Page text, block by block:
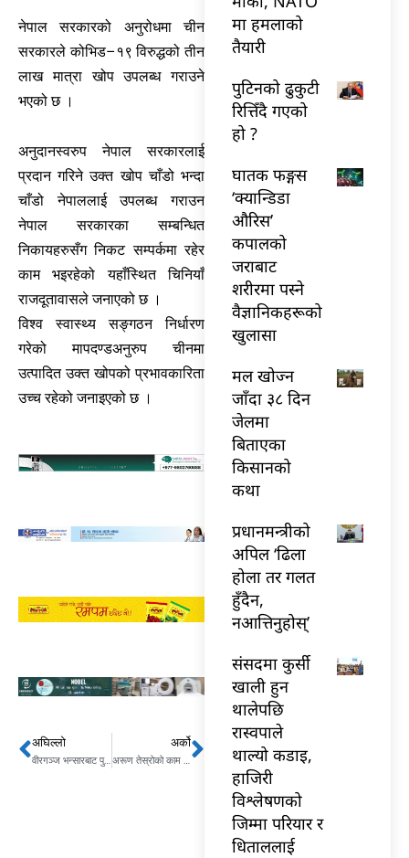
नेपाल सरकारको अनुरोधमा चीन
सरकारले कोभिड–१९ विरुद्धको तीन
लाख मात्रा खोप उपलब्ध गराउने
भएको छ ।
अनुदानस्वरुप नेपाल सरकारलाई
प्रदान गरिने उक्त खोप चाँडो भन्दा
चाँडो नेपाललाई उपलब्ध गराउन
नेपाल सरकारका सम्बन्धित
निकायहरुसँग निकट सम्पर्कमा रहेर
काम भइरहेको यहाँस्थित चिनियाँ
राजदूतावासले जनाएको छ ।
विश्व स्वास्थ्य सङ्गठन निर्धारण
गरेको मापदण्डअनुरुप चीनमा
उत्पादित उक्त खोपको प्रभावकारिता
उच्च रहेको जनाइएको छ ।
Prev
अघिल्लो
वीरगञ्ज भन्सारबाट पुससम्ममा ४८ अर्ब बराबरको इन्धन भित्रियो
अर्कोNext
मा हमलाको
तैयारी
पुटिनको ढुकुटी
रित्तिँदै गएको
हो ?
घातक फङ्गस
‘क्यान्डिडा
औरिस’
कपालको
जराबाट
शरीरमा पस्ने
वैज्ञानिकहरूको
खुलासा
मल खोज्न
जाँदा ३८ दिन
जेलमा
बिताएका
किसानको
कथा
प्रधानमन्त्रीको
अपिल ‘ढिला
होला तर गलत
हुँदैन,
नआत्तिनुहोस्’
संसदमा कुर्सी
खाली हुन
थालेपछि
रास्वपाले
थाल्यो कडाइ,
हाजिरी
विश्लेषणको
जिम्मा परियार र
धिताललाई